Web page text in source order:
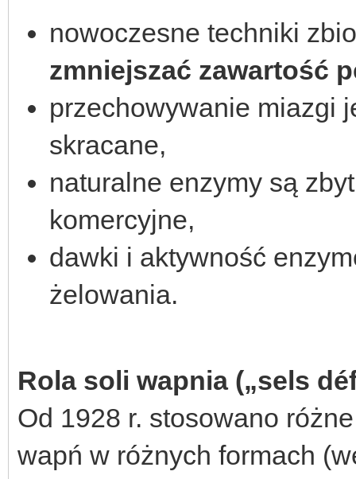
nowoczesne techniki
zmniejszać zawartość
przechowywanie miazgi
skracane,
naturalne enzymy są
komercyjne,
dawki i aktywność
żelowania.
Rola soli wapnia („sels
Od 1928 r. stosowano różne
wapń w różnych formach